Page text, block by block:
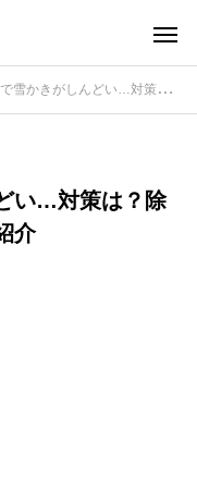
んどい…対策は？除雪が楽になる便利グッズを紹介
い…対策は？除
介